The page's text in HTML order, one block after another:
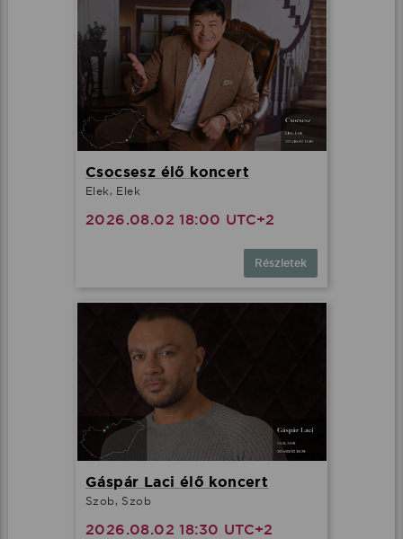
Csocsesz élő koncert
Elek, Elek
2026.08.02 18:00 UTC+2
Részletek
Gáspár Laci élő koncert
Szob, Szob
2026.08.02 18:30 UTC+2